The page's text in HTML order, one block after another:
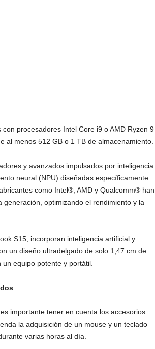
procesadores Intel Core i9 o AMD Ryzen 9
al menos 512 GB o 1 TB de almacenamiento.
y avanzados impulsados por inteligencia
neural (NPU) diseñadas específicamente
como Intel®, AMD y Qualcomm® han
generación, optimizando el rendimiento y la
S15, incorporan inteligencia artificial y
un diseño ultradelgado de solo 1,47 cm de
equipo potente y portátil.
importante tener en cuenta los accesorios
la adquisición de un mouse y un teclado
varias horas al día.